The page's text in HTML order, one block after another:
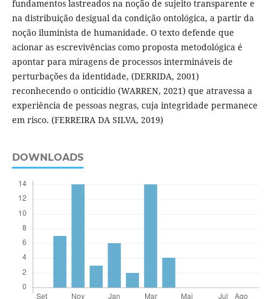
fundamentos lastreados na noção de sujeito transparente e
na distribuição desigual da condição ontológica, a partir da
noção iluminista de humanidade. O texto defende que
acionar as escrevivências como proposta metodológica é
apontar para miragens de processos intermináveis de
perturbações da identidade, (DERRIDA, 2001)
reconhecendo o onticídio (WARREN, 2021) que atravessa a
experiência de pessoas negras, cuja integridade permanece
em risco. (FERREIRA DA SILVA, 2019)
DOWNLOADS